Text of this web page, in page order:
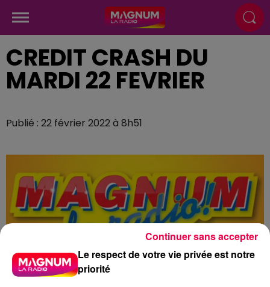
CREDIT CRASH DU
MARDI 22 FEVRIER
Publié : 22 février 2022 à 8h51
Le respect de votre vie privée est notre
priorité
Continuer sans accepter